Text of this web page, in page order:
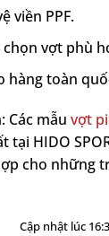
viền PPF.
chọn vợt phù
hàng toàn
Các mẫu vợt
tại HIDO
cho những
Cập nhật lúc